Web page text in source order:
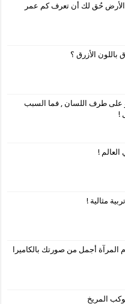
الأرض حُق لك أن تعرف كم عمر
باللون الأزرق ؟
على طرف اللسان , فما السبب
!
!
المرآة أجمل من صورتك بالكاميرا